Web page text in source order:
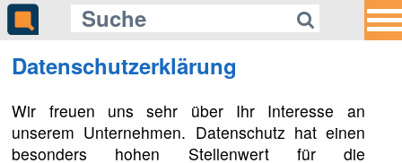
Datenschutzerklärung
Wir freuen uns sehr über Ihr Interesse an
unserem Unternehmen. Datenschutz hat einen
besonders hohen Stellenwert für die